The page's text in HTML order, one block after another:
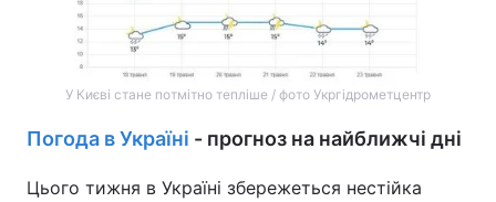
У Києві стане потмітно тепліше / фото Укргідрометцентр
Погода в Україні - прогноз на найближчі дні
Цього тижня в Україні збережеться нестійка